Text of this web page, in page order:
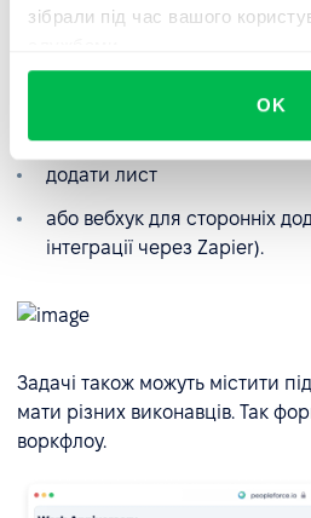
зібрали під час вашого
OK
потрібно додати. Варіанти:
додати лист
або вебхук для сторонніх
інтеграції через Zapier).
Задачі також можуть містити
мати різних виконавців. Так
воркфлоу.